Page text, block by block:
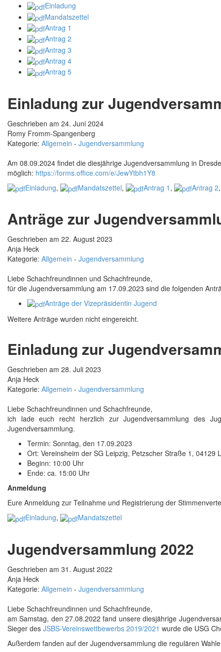
Einladung
Mandatszettel
Antrag 1
Antrag 2
Antrag 3
Antrag 4
Antrag 5
Einladung zur
Geschrieben am 24. Juni 2024
Romy Fromm-Spangenberg
Kategorie: Allgemein - Jugendversammlung
Am 08.09.2024 findet die diesjährige Jugendversammlung in
möglich: https://forms.office.com/e/JewYtbh1Y8
Einladung, Mandatszettel, Antrag 1 , Antrag 2
Anträge zur
Geschrieben am 22. August 2023
Anja Heck
Kategorie: Allgemein - Jugendversammlung
Liebe Schachfreundinnen und Schachfreunde,
für die Jugendversammlung am 17.09.2023 sind die folgenden
Anträge der Vizepräsidentin Jugend
Weitere Anträge wurden nicht eingereicht.
Einladung zur
Geschrieben am 28. Juli 2023
Anja Heck
Kategorie: Allgemein - Jugendversammlung
Liebe Schachfreundinnen und Schachfreunde,
ich lade euch recht herzlich zur Jugendversammlung des
Jugendversammlung.
Termin: Sonntag, den 17.09.2023
Ort: Vereinsheim der SG Leipzig, Petzscher Straße 1, 04129
Beginn: 10:00 Uhr
Ende: ca. 15:00 Uhr
Anmeldung
Eure Anmeldung zur Teilnahme und Registrierung der
Einladung, Mandatszettel
Jugendversammlung 2022
Geschrieben am 31. August 2022
Anja Heck
Kategorie: Allgemein - Jugendversammlung
Liebe Schachfreundinnen und Schachfreunde,
am Samstag, den 27.08.2022 fand unsere diesjährige
Sieger des JSBS-Vereinswettbewerbs 2019/2021 wurde die USG
Außerdem fanden auf der Jugendversammlung die regulären